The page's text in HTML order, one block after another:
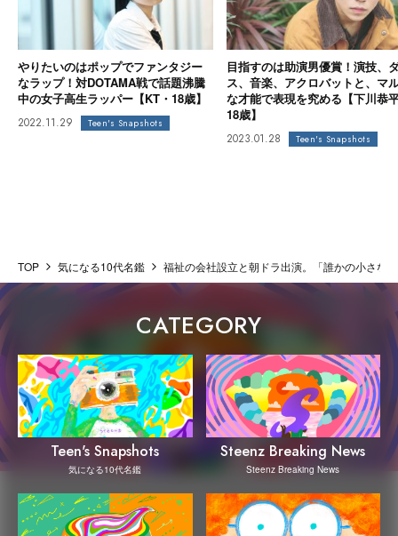
やりたいのはポップでファンタジー
なラップ！対DOTAMA戦で話題沸騰
中の女子高生ラッパー【KT・18歳】
2022.11.29 Teen's Snapshots
目指すのは助演男優賞！演技、
ス、音楽、アクロバットと、マ
な才能で表現を究める【下川恭
18歳】
2023.01.28 Teen's Snapshots
TOP 気になる10代名鑑 福祉の会社設立と朝ドラ出演。「誰かの小さな
CATEGORY
Teen's Snapshots
気になる10代名鑑
Steenz Breaking News
Steenz Breaking News